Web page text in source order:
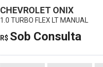
CHEVROLET ONIX
1.0 TURBO FLEX LT MANUAL
R$ Sob Consulta